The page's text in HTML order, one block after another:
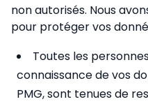
non autorisés. Nous
pour protéger vos
Toutes les
connaissance de vos
PMG, sont tenues de